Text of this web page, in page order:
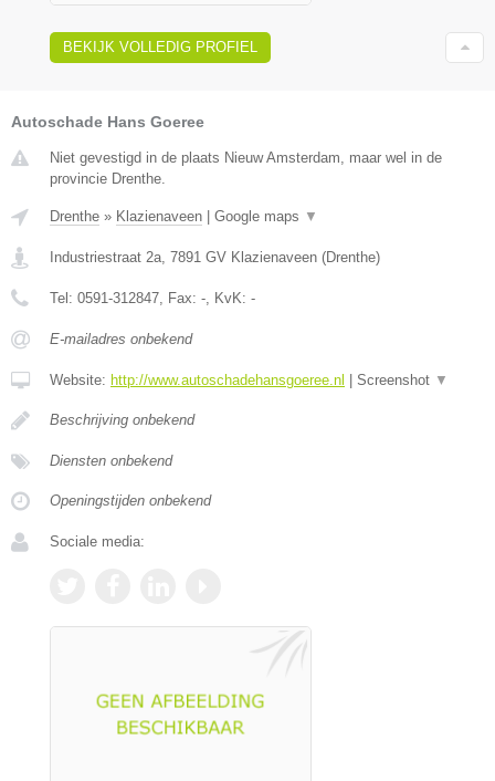
BEKIJK VOLLEDIG PROFIEL
Autoschade Hans Goeree
Niet gevestigd in de plaats Nieuw Amsterdam, maar wel in de
provincie Drenthe.
Drenthe » Klazienaveen Google maps ▼
Industriestraat 2a 7891 GV Klazienaveen (Drenthe)
Tel: 0591-312847 , Fax: - , KvK: -
E-mailadres onbekend
Website: http://www.autoschadehansgoeree.nl Screenshot ▼
Beschrijving onbekend
Diensten onbekend
Openingstijden onbekend
Sociale media: